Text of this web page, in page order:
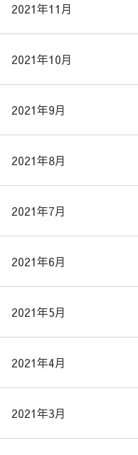
2021年11月
2021年10月
2021年9月
2021年8月
2021年7月
2021年6月
2021年5月
2021年4月
2021年3月